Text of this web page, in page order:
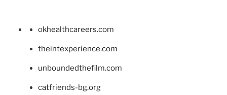
okhealthcareers.com
theintexperience.com
unboundedthefilm.com
catfriends-bg.org